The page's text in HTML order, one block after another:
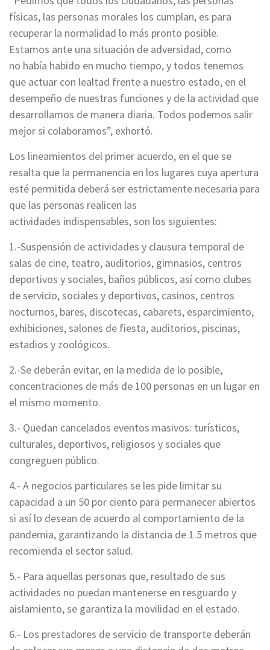
físicas, las personas morales los cumplan, es para
recuperar la normalidad lo más pronto posible.
Estamos ante una situación de adversidad, como
no había habido en mucho tiempo, y todos tenemos
que actuar con lealtad frente a nuestro estado, en el
desempeño de nuestras funciones y de la actividad que
desarrollamos de manera diaria. Todos podemos salir
mejor si colaboramos”, exhortó.
Los lineamientos del primer acuerdo, en el que se
resalta que la permanencia en los lugares cuya apertura
esté permitida deberá ser estrictamente necesaria para
que las personas realicen las
actividades indispensables, son los siguientes:
1.-Suspensión de actividades y clausura temporal de
salas de cine, teatro, auditorios, gimnasios, centros
deportivos y sociales, baños públicos, así como clubes
de servicio, sociales y deportivos, casinos, centros
nocturnos, bares, discotecas, cabarets, esparcimiento,
exhibiciones, salones de fiesta, auditorios, piscinas,
estadios y zoológicos.
2.-Se deberán evitar, en la medida de lo posible,
concentraciones de más de 100 personas en un lugar en
el mismo momento.
3.- Quedan cancelados eventos masivos: turísticos,
culturales, deportivos, religiosos y sociales que
congreguen público.
4.- A negocios particulares se les pide limitar su
capacidad a un 50 por ciento para permanecer abiertos
si así lo desean de acuerdo al comportamiento de la
pandemia, garantizando la distancia de 1.5 metros que
recomienda el sector salud.
5.- Para aquellas personas que, resultado de sus
actividades no puedan mantenerse en resguardo y
aislamiento, se garantiza la movilidad en el estado.
6.- Los prestadores de servicio de transporte deberán